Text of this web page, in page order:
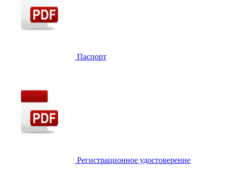
Паспорт
Регистрационное удостоверение